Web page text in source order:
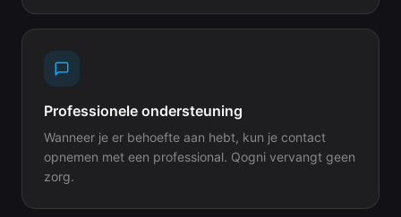
Professionele ondersteuning
Wanneer je er behoefte aan hebt, kun je contact
opnemen met een professional. Qogni vervangt geen
zorg.